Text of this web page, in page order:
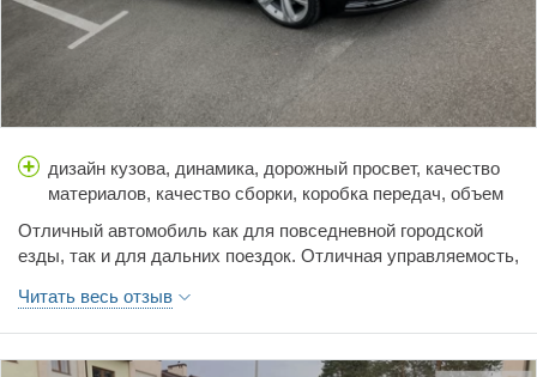
дизайн кузова, динамика, дорожный просвет, качество
материалов, качество сборки, коробка передач, объем
обслуживания, тормоза, управляемость, цена,
шумоизоляция
Отличный автомобиль как для повседневной городской
езды, так и для дальних поездок. Отличная управляемость,
Никаких проблем с автомобилем не было.
Читать весь отзыв